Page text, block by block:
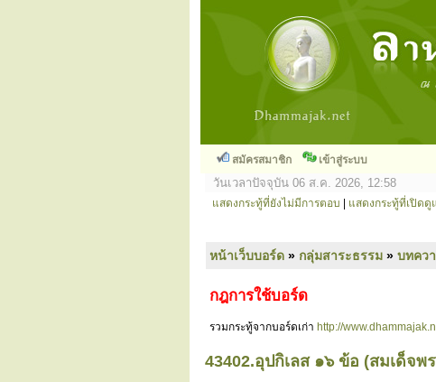
สมัครสมาชิก เข้าสู่ระบบ
วันเวลาปัจจุบัน 06 ส.ค. 2026, 12:58
แสดงกระทู้ที่ยังไม่มีการตอบ แสดงกระทู้ที่เปิดดู
หน้าเว็บบอร์ด » กลุ่มสาระธรรม » บทคว
กฎการใช้บอร์ด
รวมกระทู้จากบอร์ดเก่า http://
43402.อุปกิเลส ๑๖ ข้อ (สมเด็จพ